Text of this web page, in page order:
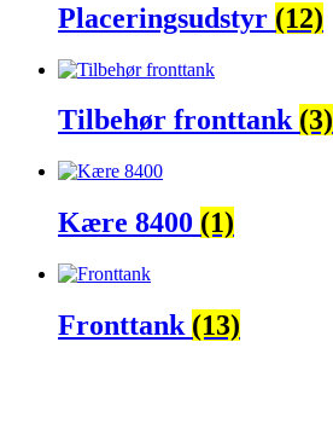
Placeringsudstyr (12)
Tilbehør fronttank (3)
Kære 8400 (1)
Fronttank (13)